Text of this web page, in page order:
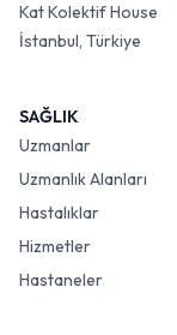
Kat Kolektif House
İstanbul, Türkiye
SAĞLIK
Uzmanlar
Uzmanlık Alanları
Hastalıklar
Hizmetler
Hastaneler